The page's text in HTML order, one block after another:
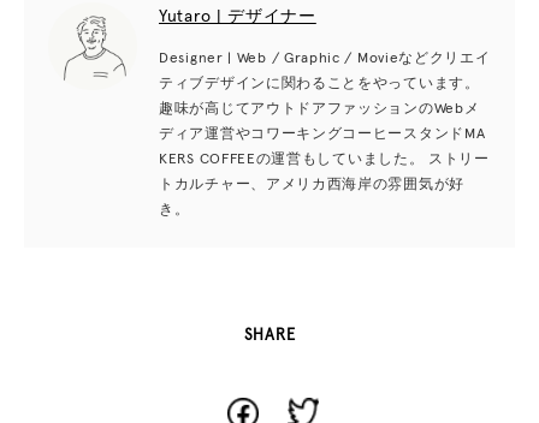
Yutaro | デザイナー
Designer | Web / Graphic / Movieなどクリエイ
ティブデザインに関わることをやっています。
趣味が高じてアウトドアファッションのWebメ
ディア運営やコワーキングコーヒースタンドMA
KERS COFFEEの運営もしていました。 ストリー
トカルチャー、アメリカ西海岸の雰囲気が好
き。
SHARE